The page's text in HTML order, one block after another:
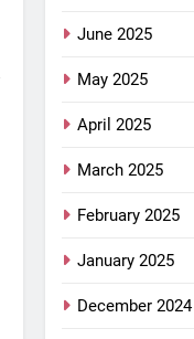
June 2025
May 2025
April 2025
March 2025
February 2025
January 2025
December 2024